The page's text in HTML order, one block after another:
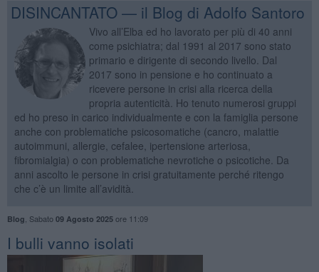
DISINCANTATO — il Blog di Adolfo Santoro
Vivo all’Elba ed ho lavorato per più di 40 anni
come psichiatra; dal 1991 al 2017 sono stato
primario e dirigente di secondo livello. Dal
2017 sono in pensione e ho continuato a
ricevere persone in crisi alla ricerca della
propria autenticità. Ho tenuto numerosi gruppi
ed ho preso in carico individualmente e con la famiglia persone
anche con problematiche psicosomatiche (cancro, malattie
autoimmuni, allergie, cefalee, ipertensione arteriosa,
fibromialgia) o con problematiche nevrotiche o psicotiche. Da
anni ascolto le persone in crisi gratuitamente perché ritengo
che c’è un limite all’avidità.
Blog Sabato 09 Agosto 2025ore 11:09
​I bulli vanno isolati